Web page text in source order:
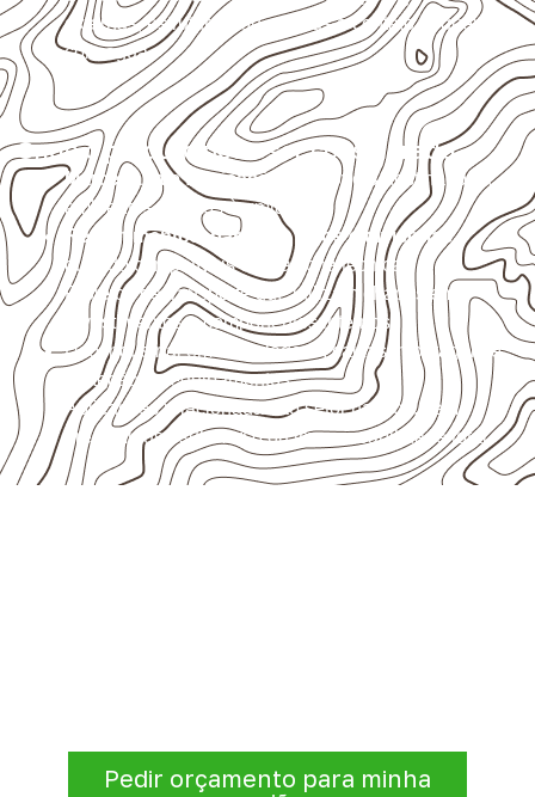
externas, estruturais ou sujeitas a contato frequente
com água.
Onde o produto pode ser considerado
Marcenaria e fabricação de móveisdestinados a
ambientes sujeitos à umidade.
Revestimentos, paredes, pisos e divisórias,
quando compatíveis com a ficha técnica.
Projetos de transporte que utilizam chapas em
revestimentos e componentes internos.
Uso industrial em embalagens, caixas, montagem e
proteção de equipamentos.
Aplicações relacionadas ao setor náutico, sem
presumir uso submerso ou impermeabilidade total.
Pedir orçamento para minha